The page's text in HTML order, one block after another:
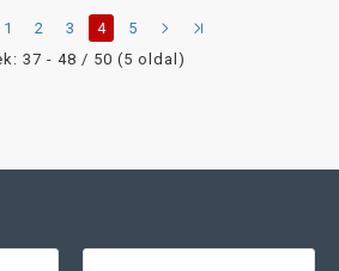
1 2 3 4
5
37 - 48 / 50 (5 oldal)